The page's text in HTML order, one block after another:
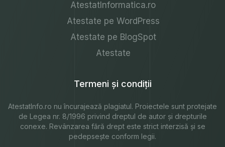
AtestatInformatica.ro
Atestate pe WordPress
Atestate pe BlogSpot
Atestate
Termeni și condiții
AtestatInfo.ro nu încurajează plagiatul. Proiectele sunt protejate
de Legea nr. 8/1996 privind dreptul de autor și drepturile
conexe. Revânzarea fără drept este strict interzisă și se
pedepsește conform legii.